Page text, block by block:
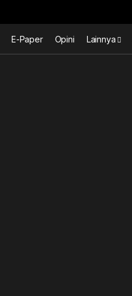
E-Paper Opini Lainnya